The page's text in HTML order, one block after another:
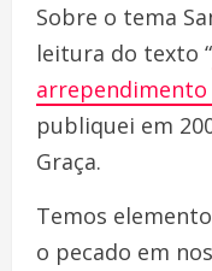
Sobre o tema
leitura do texto “
arrependimento
publiquei em
Graça.
Temos
o pecado em